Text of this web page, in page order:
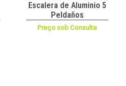
Escalera de Aluminio 5
Peldaños
Preço sob Consulta